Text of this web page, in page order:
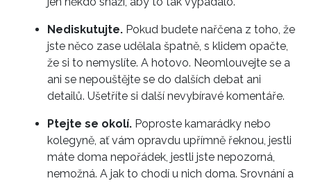
INFORMACE
REDAKCE
Nediskutujte. Pokud budete nařčena z toho, že
jste něco zase udělala špatně, s klidem opačte,
že si to nemyslíte. A hotovo. Neomlouvejte se a
ani se nepouštějte se do dalších debat ani
detailů. Ušetříte si další nevybíravé komentáře.
Ptejte se okolí. Poproste kamarádky nebo
kolegyně, ať vám opravdu upřímně řeknou, jestli
máte doma nepořádek, jestli jste nepozorná,
nemožná. A jak to chodí u nich doma. Srovnání a